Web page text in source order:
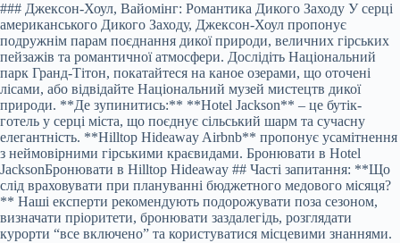
### Джексон-Хоул, Вайомінг: Романтика Дикого Заходу У серці
американського Дикого Заходу, Джексон-Хоул пропонує
подружнім парам поєднання дикої природи, величних гірських
пейзажів та романтичної атмосфери. Дослідіть Національний
парк Гранд-Тітон, покатайтеся на каное озерами, що оточені
лісами, або відвідайте Національний музей мистецтв дикої
природи. **Де зупинитись:** **Hotel Jackson** – це бутік-
готель у серці міста, що поєднує сільський шарм та сучасну
елегантність. **Hilltop Hideaway Airbnb** пропонує усамітнення
з неймовірними гірськими краєвидами. Бронювати в Hotel
JacksonБронювати в Hilltop Hideaway ## Часті запитання: **Що
слід враховувати при плануванні бюджетного медового місяця?
** Наші експерти рекомендують подорожувати поза сезоном,
визначати пріоритети, бронювати заздалегідь, розглядати
курорти “все включено” та користуватися місцевими знаннями.